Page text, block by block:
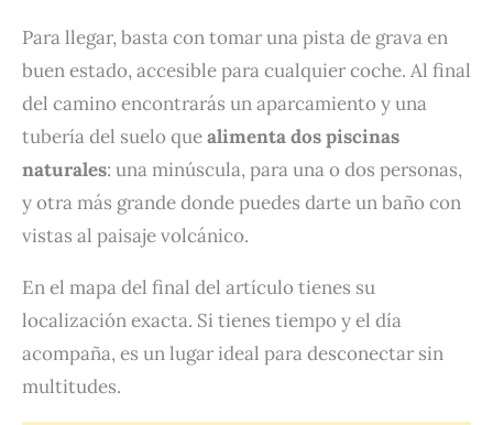
Para llegar, basta con tomar una pista de grava en
buen estado, accesible para cualquier coche. Al final
del camino encontrarás un aparcamiento y una
tubería del suelo quealimenta dos piscinas
naturales: una minúscula, para una o dos personas,
y otra más grande donde puedes darte un baño con
vistas al paisaje volcánico.
En el mapa del final del artículo tienes su
localización exacta. Si tienes tiempo y el día
acompaña, es un lugar ideal para desconectar sin
multitudes.